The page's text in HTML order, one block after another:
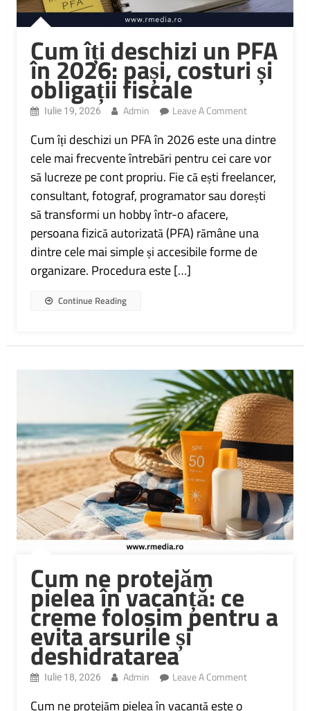
Cum îți deschizi un PFA
în 2026: pași, costuri și
obligații fiscale
Iulie 19, 2026 Admin Leave A CommentOn
Îți
Deschizi
Un
PFA
2026:
Și
Obligații
Cum îți deschizi un PFA în 2026 este una dintre
cele mai frecvente întrebări pentru cei care vor
să lucreze pe cont propriu. Fie că ești freelancer,
consultant, fotograf, programator sau dorești
să transformi un hobby într-o afacere,
persoana fizică autorizată (PFA) rămâne una
dintre cele mai simple și accesibile forme de
organizare. Procedura este […]
Continue Reading
Cum ne protejăm
pielea în vacanță: ce
creme folosim pentru a
evita arsurile și
deshidratarea
Iulie 18, 2026 Admin Leave A CommentOn
Cum ne protejăm pielea în vacanță este o